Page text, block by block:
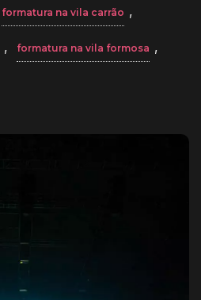
formatura na vila carrão ,
, formatura na vila formosa ,